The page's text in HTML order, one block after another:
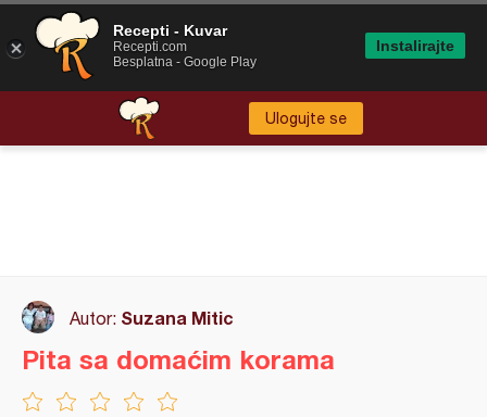
Ulogujte se
Autor: Suzana Mitic
Pita sa domaćim korama
Recepti - Kuvar
Recepti.com
Besplatna - Google Play
Instalirajte